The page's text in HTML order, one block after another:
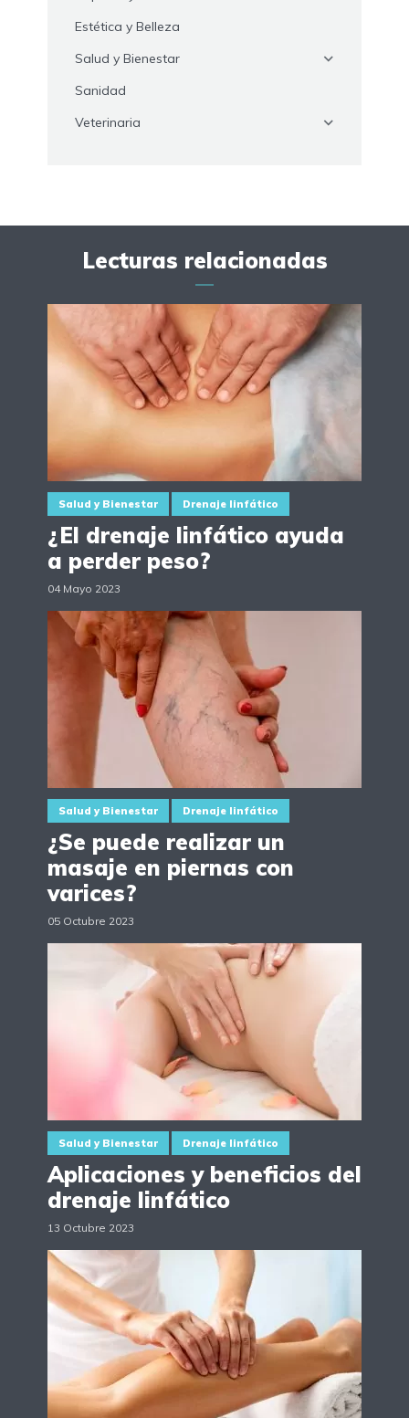
Estética y Belleza
Salud y Bienestar
Sanidad
Veterinaria
Lecturas relacionadas
Salud y Bienestar Drenaje linfático
¿El drenaje linfático ayuda
a perder peso?
04 Mayo 2023
Salud y Bienestar Drenaje linfático
¿Se puede realizar un
masaje en piernas con
varices?
05 Octubre 2023
Salud y Bienestar Drenaje linfático
Aplicaciones y beneficios del
drenaje linfático
13 Octubre 2023